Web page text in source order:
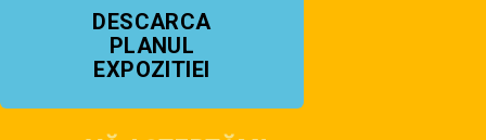
DESCARCA
PLANUL
EXPOZITIEI